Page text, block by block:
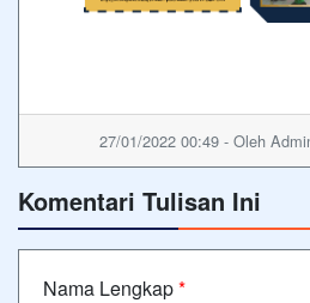
27/01/2022 00:49 - Oleh
Komentari Tulisan Ini
Nama Lengkap*